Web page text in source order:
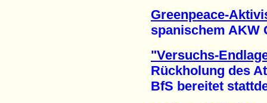
Greenpeace-
spanischem AKW
"Versuchs-
Rückholung des
BfS bereitet